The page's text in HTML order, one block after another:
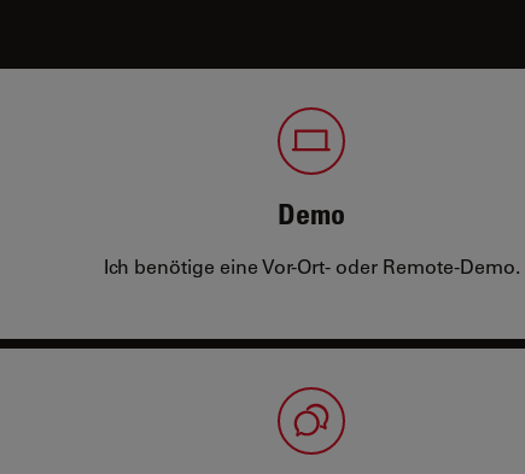
Demo
Ich benötige eine Vor-Ort- oder Remote-Demo.